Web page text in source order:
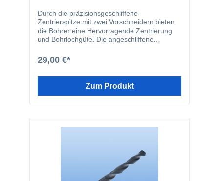
Durch die präzisionsgeschliffene
Zentrierspitze mit zwei Vorschneidern bieten
die Bohrer eine Hervorragende Zentrierung
und Bohrlochgüte. Die angeschliffene
bohren sowohl in Harthölzer wie Bangkirai
oder auch Weichhölzer wie Ficht und Tanne.
29,00 €*
Zum Produkt